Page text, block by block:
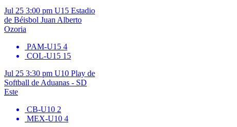
Jul 25 3:00 pm U15 Estadio
de Béisbol Juan Alberto
Ozoria
PAM-U15 4
COL-U15 15
Jul 25 3:30 pm U10 Play de
Softball de Aduanas - SD
Este
CB-U10 2
MEX-U10 4